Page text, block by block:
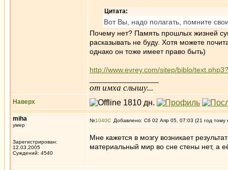
Цитата:
Вот Вы, надо полагать, помните
Почему нет? Память прошлых жизней
расказывать не буду. Хотя можете
однако он тоже имеет право быть)
http://www.evrey.com/sitep/biblo/
от имха слышу...
Наверх
miha
умер
Зарегистрирован:
12.03.2005
Суждений: 4540
№1040 Добавлено: Сб 02 Апр 05, 07:03 (21 год тому
Мне кажется в мозгу возникает
материальный мир во сне стены нет, а